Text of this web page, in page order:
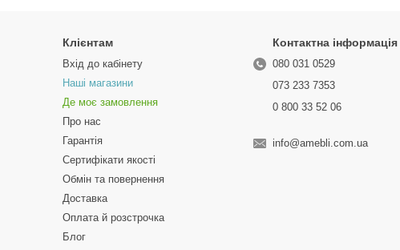
з високоякісних наповнювачів які пройшли перевірку
що отримаєте якісний матрац який буде слугувати багато
наших виробів, тому на всі матраци діє гарантія 18 місяців.
Клієнтам
Вхід до кабінету
Наші магазини
Де моє замовлення
Про нас
Гарантія
Сертифікати якості
Обмін та повернення
Доставка
Оплата й розстрочка
Блог
Контактна інформація
080 031 0529
073 233 7353
0 800 33 52 06
info@amebli.com.ua